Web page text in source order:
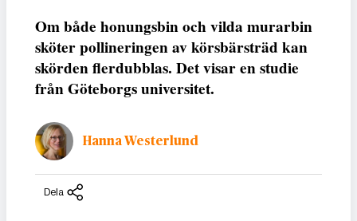
Om både honungsbin och vilda murarbin
sköter pollineringen av körsbärsträd kan
skörden flerdubblas. Det visar en studie
från Göteborgs universitet.
Hanna Westerlund
Dela